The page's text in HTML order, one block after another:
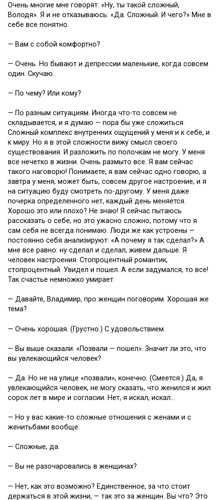
Очень многие мне говорят: «Ну, ты такой сложный,
Володя». Я и не отказываюсь: «Да. Сложный. И чего?» Мне в
себе все понятно.
— Вам с собой комфортно?
— Очень. Но бывают и депрессии маленькие, когда совсем
один. Скучаю.
— По чему? Или кому?
— По разным ситуациям. Иногда что-то совсем не
складывается, и я думаю — пора бы уже сложиться.
Сложный комплекс внутренних ощущений у меня и к себе, и
к миру. Но я в этой сложности вижу смысл своего
существования. И разложить по полочкам не могу. У меня
все нечетко в жизни. Очень размыто все. Я вам сейчас
такого наговорю! Понимаете, я вам сейчас одно говорю, а
завтра у меня, может быть, совсем другое настроение, и я
на ситуацию буду смотреть по-другому. У меня даже
почерка определенного нет, каждый день меняется.
Хорошо это или плохо? Не знаю! Я сейчас пытаюсь
рассказать о себе, но это ужасно сложно, потому что я
сам себя не всегда понимаю. Люди же как устроены —
постоянно себя анализируют: «А почему я так сделал?» А
мне все равно: ну сделал и сделал, живем дальше. Я
человек настроения. Стопроцентный романтик,
стопроцентный. Увидел и пошел. А если задумался, то все!
Так счастье немножко умирает.
— Давайте, Владимир, про женщин поговорим. Хорошая же
тема?
— Очень хорошая. (Грустно.) С удовольствием.
— Вы выше сказали: «Позвали — пошел». Значит ли это, что
вы увлекающийся человек?
— Да. Но не на улице «позвали», конечно. (Смеется.) Да, я
увлекающийся человек, не могу сказать, что женился и жил
сорок лет в мире и согласии. Нет, я искал, искал…
— Но у вас какие-то сложные отношения с женами и с
женитьбами вообще.
— Сложные, да.
— Вы не разочаровались в женщинах?
— Нет, как это возможно? Единственное, за что стоит
держаться в этой жизни, — так это за женщин. Вы что? Это